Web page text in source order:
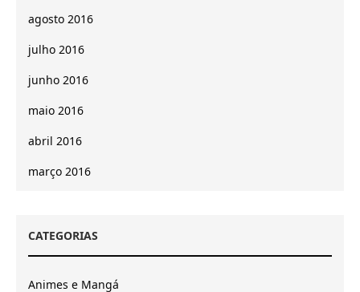
agosto 2016
julho 2016
junho 2016
maio 2016
abril 2016
março 2016
CATEGORIAS
Animes e Mangá